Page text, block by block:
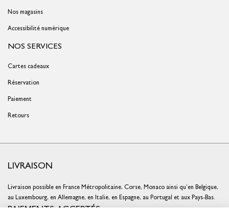
Nos magasins
Accessibilité numérique
NOS SERVICES
Cartes cadeaux
Réservation
Paiement
Retours
LIVRAISON
Livraison possible en France Métropolitaine, Corse, Monaco ainsi qu’en Belgique,
au Luxembourg, en Allemagne, en Italie, en Espagne, au Portugal et aux Pays-Bas.